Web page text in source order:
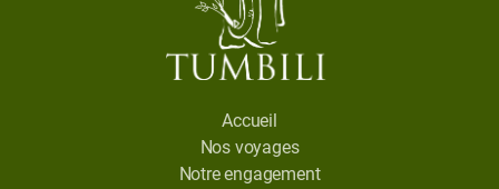
Accueil
Nos voyages
Notre engagement